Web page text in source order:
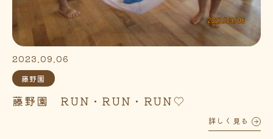
2023.09.06
藤野園
藤野園 RUN・RUN・RUN♡
詳しく見る